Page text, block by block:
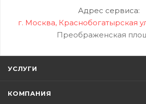
Адрес сервиса:
г. Москва, Краснобогатырская
Преображенская
УСЛУГИ
КОМПАНИЯ